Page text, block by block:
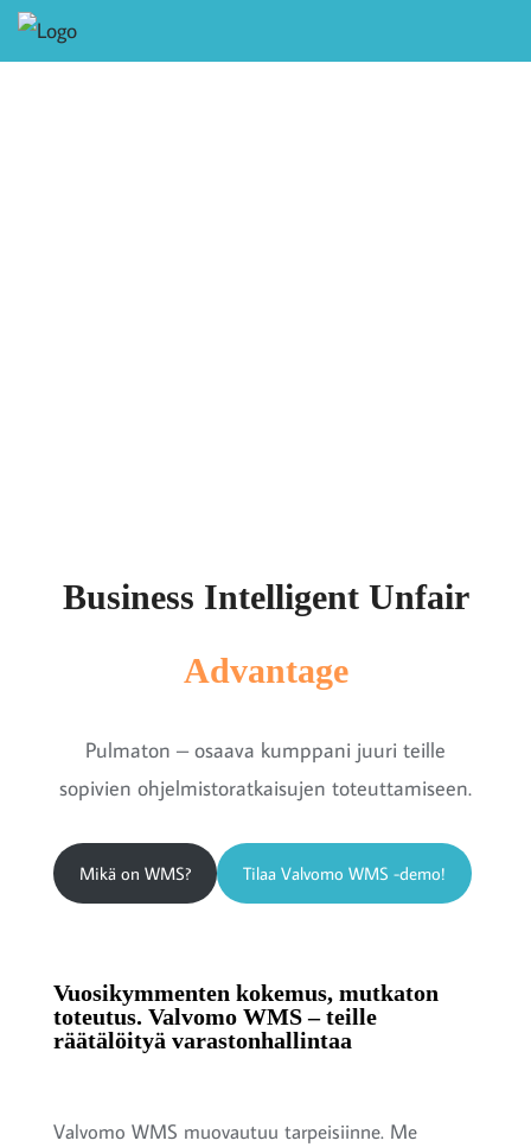
Business Intelligent Unfair
Advantage
Pulmaton – osaava kumppani juuri teille
sopivien ohjelmistoratkaisujen toteuttamiseen.
Mikä on WMS? Tilaa Valvomo WMS -demo!
Vuosikymmenten kokemus, mutkaton
toteutus. Valvomo WMS – teille
räätälöityä varastonhallintaa
Valvomo WMS muovautuu tarpeisiinne. Me